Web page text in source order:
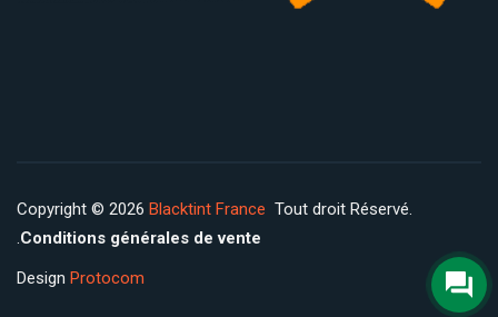
Copyright © 2026 Blacktint France Tout droit Réservé.
.Conditions générales de vente
Design Protocom